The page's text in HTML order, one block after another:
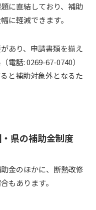
に直結しており、補助
に軽減できます。
あり、申請書類を揃え
電話: 0269-67-0740）
と補助対象外となるた
県の補助金制度
金のほかに、断熱改修
もあります。